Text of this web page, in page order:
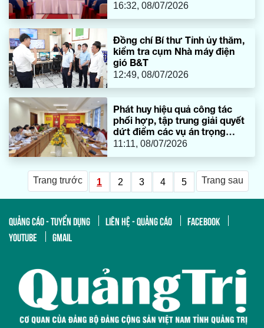
16:32, 08/07/2026
Đồng chí Bí thư Tỉnh ủy thăm,
kiểm tra cụm Nhà máy điện
gió B&T
12:49, 08/07/2026
Phát huy hiệu quả công tác
phối hợp, tập trung giải quyết
dứt điểm các vụ án trọng
điểm
11:11, 08/07/2026
Trang trước 1 2 3 4 5 Trang sau
QUẢNG CÁO - TUYỂN DỤNG LIÊN HỆ - QUẢNG CÁO
FACEBOOK
YOUTUBE
GMAIL